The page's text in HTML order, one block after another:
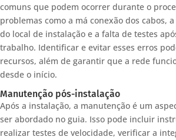
comuns que podem ocorrer durante o
problemas como a má conexão dos cabos,
do local de instalação e a falta de testes
trabalho. Identificar e evitar esses erros
recursos, além de garantir que a rede
desde o início.
Manutenção pós-instalação
Após a instalação, a manutenção é um
ser abordado no guia. Isso pode incluir
realizar testes de velocidade, verificar a